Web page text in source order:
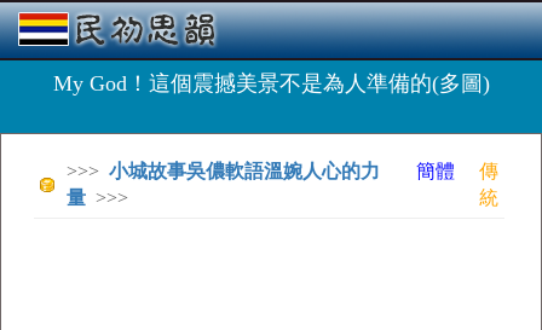
My God！這個震撼美景不是為人準備的(多圖)
>>> 小城故事吳儂軟語溫婉人心的力
量 >>>
簡體
傳
統